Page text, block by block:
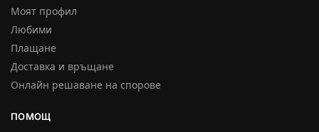
Моят профил
Любими
Плащане
Доставка и връщане
Онлайн решаване на спорове
ПОМОЩ